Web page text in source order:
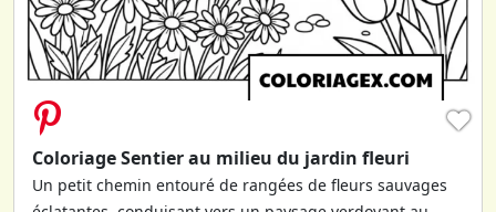
♥
Coloriage Sentier au milieu du jardin fleuri
Un petit chemin entouré de rangées de fleurs sauvages